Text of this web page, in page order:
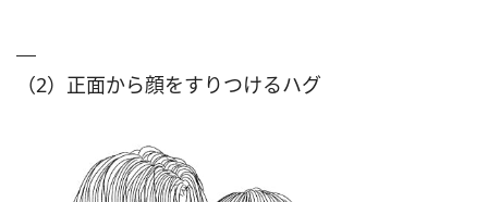
（2）正面から顔をすりつけるハグ